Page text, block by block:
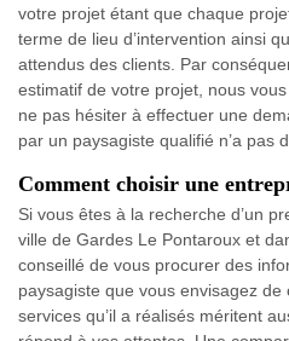
votre projet étant que chaque
terme de lieu d’intervention ainsi
attendus des clients. Par
estimatif de votre projet, nous
ne pas hésiter à effectuer une
par un paysagiste qualifié n’a pas
Comment choisir une
Si vous êtes à la recherche d’un
ville de Gardes Le Pontaroux et
conseillé de vous procurer des
paysagiste que vous envisagez
services qu’il a réalisés méritent